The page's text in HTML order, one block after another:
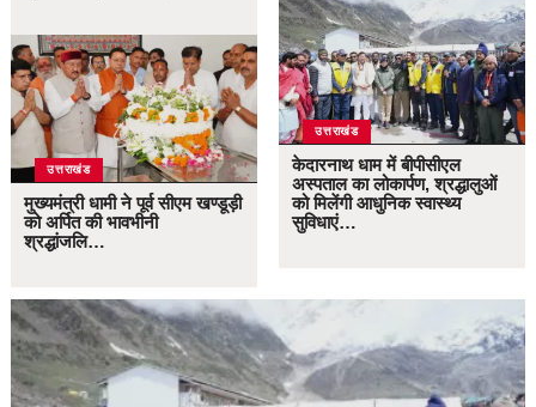
उत्तराखंड
मुख्यमंत्री धामी ने पूर्व सीएम खण्डूड़ी
को अर्पित की भावभीनी
श्रद्धांजलि…
उत्तराखंड
केदारनाथ धाम में बीपीसीएल
अस्पताल का लोकार्पण, श्रद्धालुओं
को मिलेंगी आधुनिक स्वास्थ्य
सुविधाएं…